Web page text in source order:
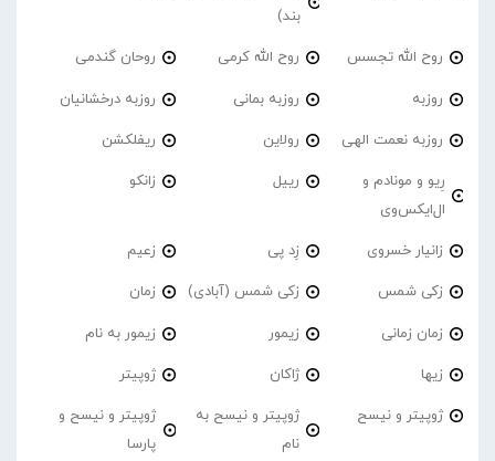
بند)
روح الله تجسس روح الله کرمی روحان گندمی
روزبه روزبه بمانی روزبه درخشانیان
روزبه نعمت الهی رولاین ریفلکشن
رِیو و مونادم و
ال‌ایکس‌وی
رییل زانکو
زانیار خسروی زِد پی زعیم
زکی شمس زکی شمس (آبادی) زمان
زمان زمانی زیمور زیمور به نام
زیها ژاکان ژوپیتر
ژوپیتر و نیسح
ژوپیتر و نیسح به
نام
ژوپیتر و نیسح و
پارسا